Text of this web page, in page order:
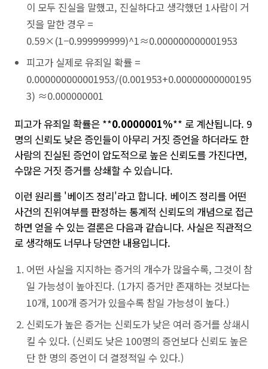
이 모두 진실을 말했고, 진실하다고 생각했던 1사람이 거
짓을 말한 경우 =
0.59×(1−0.999999999)^1≈0.000000000001953
피고가 실제로 유죄일 확률 =
0.000000000001953/(0.001953+0.00000000000195
3) ≈0.000000001
피고가 유죄일 확률은 **0.0000001%** 로 계산됩니다. 9
명의 신뢰도 낮은 증인들이 아무리 거짓 증언을 하더라도 한
사람의 진실된 증언이 압도적으로 높은 신뢰도를 가진다면,
수많은 거짓 증거를 상쇄할 수 있습니다.
이런 원리를 '베이즈 정리'라고 합니다. 베이즈 정리를 어떤
사건의 진위여부를 판정하는 통계적 신뢰도의 개념으로 접근
하면 얻을 수 있는 결론은 다음과 같습니다. 사실은 직관적으
로 생각해도 너무나 당연한 내용입니다.
어떤 사실을 지지하는 증거의 개수가 많을수록, 그것이 참
일 가능성이 높아진다. (1가지 증거만 존재하는 것보다는
10개, 100개 증거가 있을수록 참일 가능성이 높다.)
신뢰도가 높은 증거는 신뢰도가 낮은 여러 증거를 상쇄시
킬 수 있다. (신뢰도 낮은 100명의 증언보다 신뢰도 높은
단 한 명의 증언이 더 결정적일 수 있다.)